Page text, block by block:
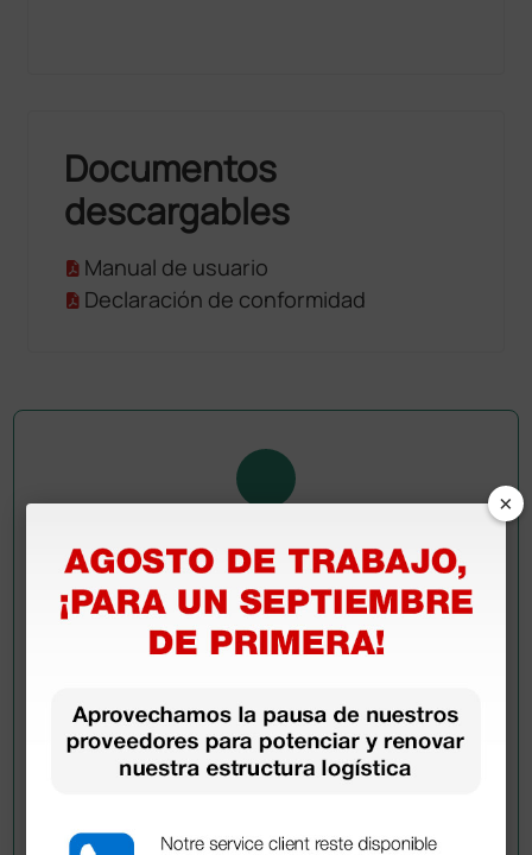
Documentos
descargables
Manual de usuario
Declaración de conformidad
Pregúntale a un colega
¿Todavía tienes alguna duda? ¿Necesitas más
Envía ahora mismo tu pregunta a los colegas que ya
han adquirido este producto.
×